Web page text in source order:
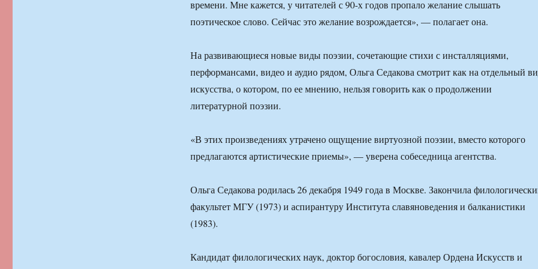
времени. Мне кажется, у читателей с 90-х годов пропало желание слышать
поэтическое слово. Сейчас это желание возрождается», — полагает она.
На развивающиеся новые виды поэзии, сочетающие стихи с инсталляциями,
перформансами, видео и аудио рядом, Ольга Седакова смотрит как на отдельный
искусства, о котором, по ее мнению, нельзя говорить как о продолжении
литературной поэзии.
«В этих произведениях утрачено ощущение виртуозной поэзии, вместо которого
предлагаются артистические приемы», — уверена собеседница агентства.
Ольга Седакова родилась 26 декабря 1949 года в Москве. Закончила
факультет МГУ (1973) и аспирантуру Института славяноведения и балканистики
(1983).
Кандидат филологических наук, доктор богословия, кавалер Ордена Искусств и